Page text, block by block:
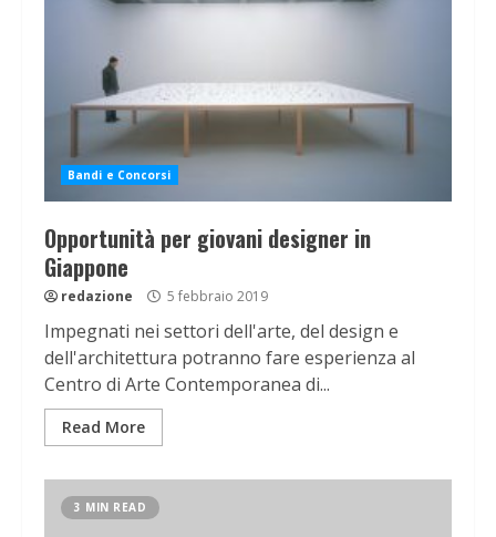
Bandi e Concorsi
Opportunità per giovani designer in
Giappone
redazione 5 febbraio 2019
Impegnati nei settori dell'arte, del design e
dell'architettura potranno fare esperienza al
Centro di Arte Contemporanea di...
Read More
3 MIN READ